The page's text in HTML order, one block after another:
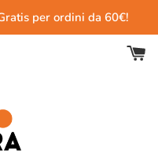
per ordini da 60€!